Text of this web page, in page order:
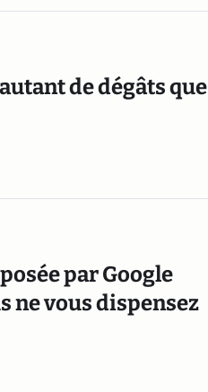
de dégâts que
par Google
ne vous dispensez